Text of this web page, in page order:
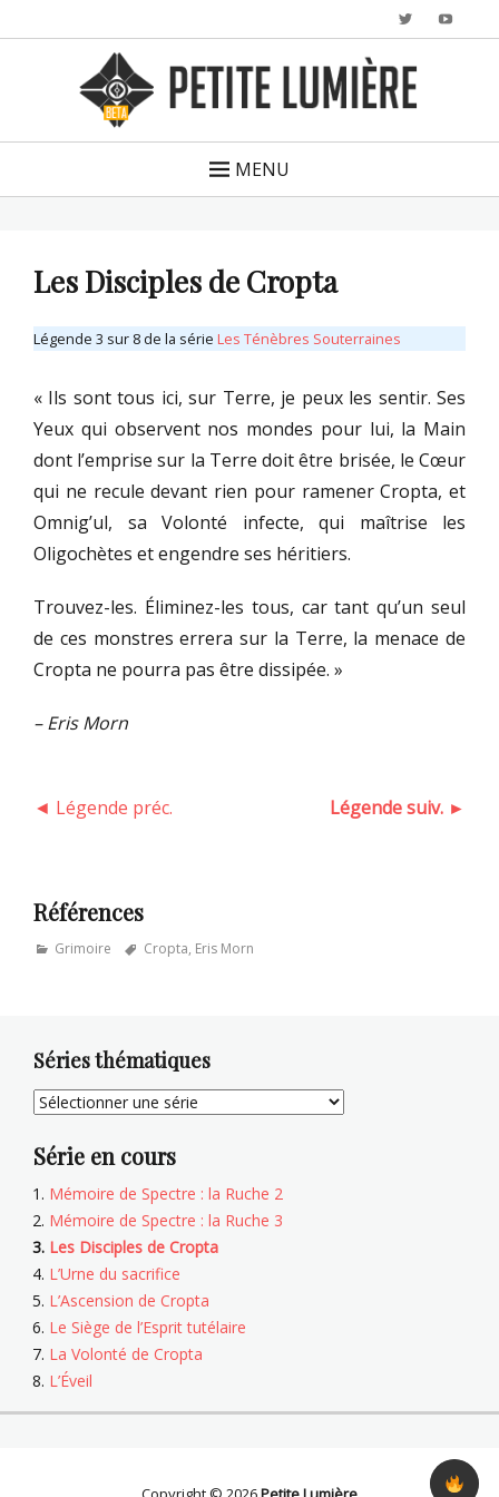
Twitter
MENU
Les Disciples de Cropta
Légende 3 sur 8 de la série Les Ténèbres Souterraines
« Ils sont tous ici, sur Terre, je peux les sentir. Ses
Yeux qui observent nos mondes pour lui, la Main
dont l’emprise sur la Terre doit être brisée, le Cœur
qui ne recule devant rien pour ramener Cropta, et
Omnig’ul, sa Volonté infecte, qui maîtrise les
Oligochètes et engendre ses héritiers.
Trouvez-les. Éliminez-les tous, car tant qu’un seul
de ces monstres errera sur la Terre, la menace de
Cropta ne pourra pas être dissipée. »
– Eris Morn
◄ Légende préc. Légende suiv. ►
Références
Categories
Grimoire TagsCropta, Eris Morn
Séries thématiques
Série en cours
Mémoire de Spectre : la Ruche 2
Mémoire de Spectre : la Ruche 3
Les Disciples de Cropta
L’Urne du sacrifice
L’Ascension de Cropta
Le Siège de l’Esprit tutélaire
La Volonté de Cropta
L’Éveil